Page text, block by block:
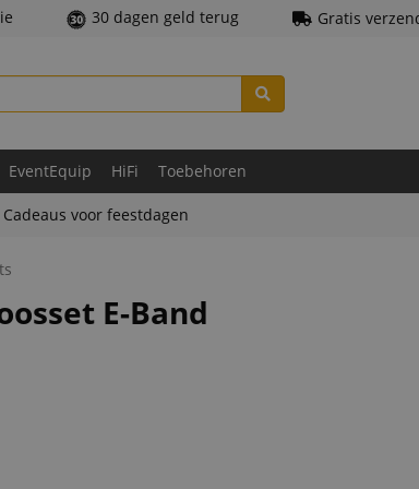
30 dagen geld terug Gratis
EventEquip HiFi Toebehoren
Cadeaus voor feestdagen
E-Band